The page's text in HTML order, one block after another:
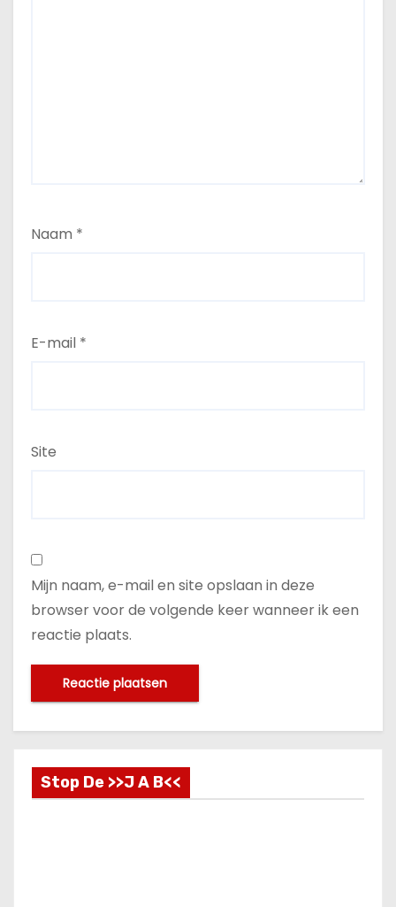
Naam *
E-mail *
Site
Mijn naam, e-mail en site opslaan in deze
browser voor de volgende keer wanneer ik een
reactie plaats.
Stop De >>J A B<<